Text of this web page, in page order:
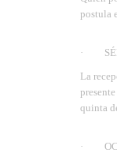
postula
·
La
quinta
·